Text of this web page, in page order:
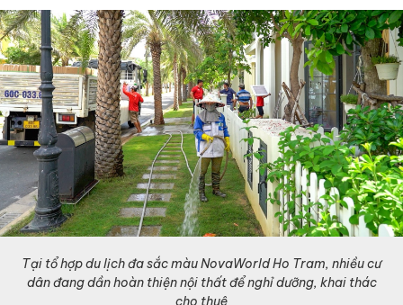
Tại tổ hợp du lịch đa sắc màu NovaWorld Ho Tram, nhiều cư
dân đang dần hoàn thiện nội thất để nghỉ dưỡng, khai thác
cho thuê